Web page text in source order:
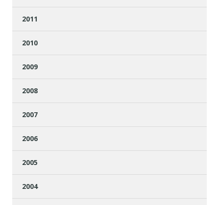
2011
2010
2009
2008
2007
2006
2005
2004